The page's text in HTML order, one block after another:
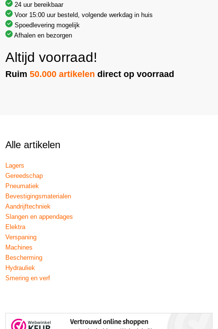
24 uur bereikbaar
Voor 15:00 uur besteld, volgende werkdag in huis
Spoedlevering mogelijk
Afhalen en bezorgen
Altijd voorraad!
Ruim50.000 artikelen direct op voorraad
Alle artikelen
Lagers
Gereedschap
Pneumatiek
Bevestigingsmaterialen
Aandrijftechniek
Slangen en appendages
Elektra
Verspaning
Machines
Bescherming
Hydrauliek
Smering en verf